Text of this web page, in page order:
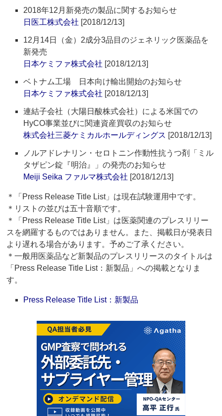
2018年12月新発売の製品に関するお知らせ
日医工株式会社 [2018/12/13]
12月14日（金）2成分3品目のジェネリック医薬品を
新発売
日本ケミファ株式会社 [2018/12/13]
ベトナム工場 日本向け輸出開始のお知らせ
日本ケミファ株式会社 [2018/12/13]
連結子会社（大陽日酸株式会社）による米国での
HyCO事業並びに関連資産買収のお知らせ
株式会社三菱ケミカルホールディングス [2018/12/13]
ノルアドレナリン・セロトニン作動性抗うつ剤「ミル
タザピン錠『明治』」の発売のお知らせ
Meiji Seika ファルマ株式会社 [2018/12/13]
＊「Press Release Title List」は現在試験運用中です。
＊リストの並びは五十音順です。
＊「Press Release Title List」は医薬関連のプレスリリー
スを網羅するものではありません。また、掲載日が発表日
より遅れる場合があります。予めご了承ください。
＊一般用医薬品など新製品のプレスリリースのタイトルは
「Press Release Title List：新製品」への掲載となりま
す。
Press Release Title List：新製品